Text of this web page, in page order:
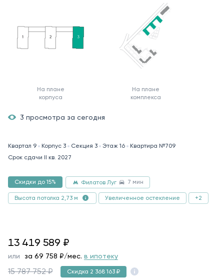
На плане
корпуса
На плане
комплекса
3 просмотра за сегодня
Квартал 9 Корпус 3 Секция 3 Этаж 16
Квартира №709
Срок сдачи II кв. 2027
Скидки до 15% Филатов Луг 7 мин
Высота потолка 2,73 м Увеличенное остекление +2
13419589
13 419 589 ₽
или за 69 758 ₽/мес. в ипотеку
15 787 752 ₽ Скидка 2 368 163 ₽